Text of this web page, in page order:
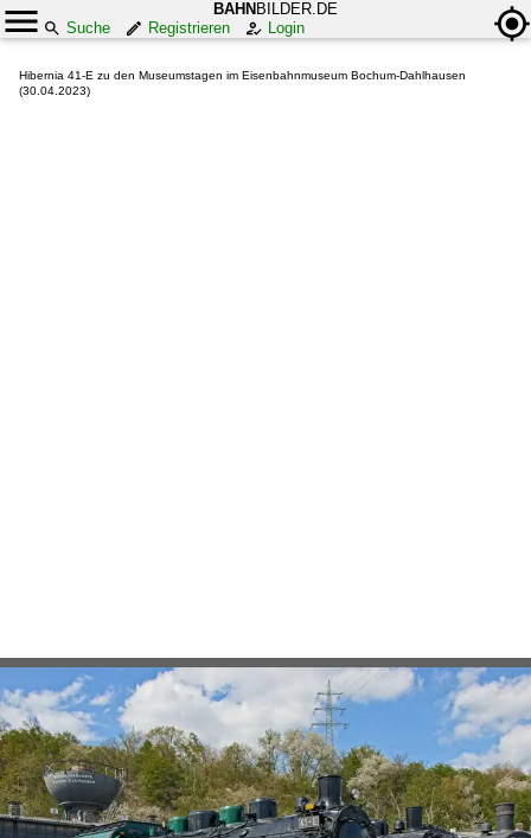
BAHN BILDER.DE
Suche
Registrieren Login
Hibernia 41-E zu den Museumstagen im Eisenbahnmuseum Bochum-Dahlhausen
(30.04.2023)